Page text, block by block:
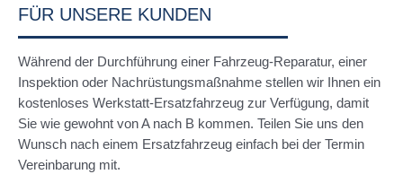
FÜR UNSERE KUNDEN
Während der Durchführung einer Fahrzeug-Reparatur, einer
Inspektion oder Nachrüstungsmaßnahme stellen wir Ihnen ein
kostenloses Werkstatt-Ersatzfahrzeug zur Verfügung, damit
Sie wie gewohnt von A nach B kommen. Teilen Sie uns den
Wunsch nach einem Ersatzfahrzeug einfach bei der Termin
Vereinbarung mit.